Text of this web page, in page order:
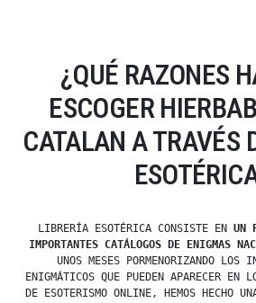
¿QUÉ RAZONES
ESCOGER
CATALAN A TRAVÉS
LIBRERÍA ESOTÉRICA CONSISTE EN UN
IMPORTANTES CATÁLOGOS DE ENIGMAS
UNOS MESES PORMENORIZANDO LOS
ENIGMÁTICOS QUE PUEDEN APARECER EN
DE ESOTERISMO ONLINE, HEMOS HECHO